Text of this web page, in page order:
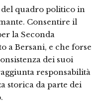
quadro politico in
Consentire il
la Seconda
a Bersani, e che forse
dei suoi
responsabilità
storica da parte dei